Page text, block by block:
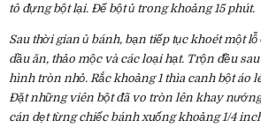
tô đựng bột lại. Để bột ủ trong khoảng 15 phút.
Sau thời gian ủ bánh, bạn tiếp tục khoét một
dầu ăn, thảo mộc và các loại hạt. Trộn đều
hình tròn nhỏ. Rắc khoảng 1 thìa canh bột áo
Đặt những viên bột đã vo tròn lên khay
cán dẹt từng chiếc bánh xuống khoảng 1/4